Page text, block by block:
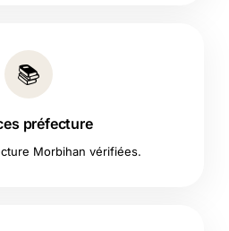
📚
préfecture
Morbihan vérifiées.